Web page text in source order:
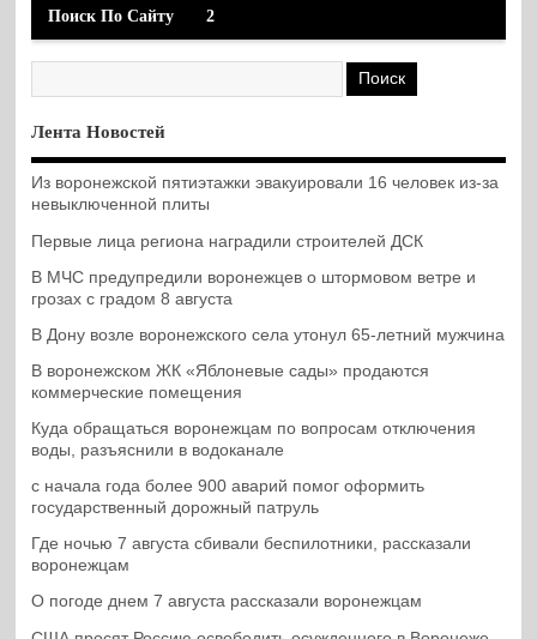
Поиск По Сайту 2
Лента Новостей
Из воронежской пятиэтажки эвакуировали 16 человек из-за
невыключенной плиты
Первые лица региона наградили строителей ДСК
В МЧС предупредили воронежцев о штормовом ветре и
грозах с градом 8 августа
В Дону возле воронежского села утонул 65-летний мужчина
В воронежском ЖК «Яблоневые сады» продаются
коммерческие помещения
Куда обращаться воронежцам по вопросам отключения
воды, разъяснили в водоканале
с начала года более 900 аварий помог оформить
государственный дорожный патруль
Где ночью 7 августа сбивали беспилотники, рассказали
воронежцам
О погоде днем 7 августа рассказали воронежцам